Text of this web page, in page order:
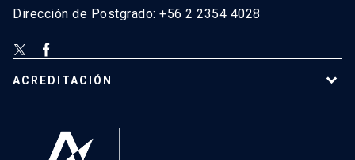
Dirección de Postgrado: +56 2 2354 4028
ACREDITACIÓN